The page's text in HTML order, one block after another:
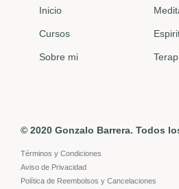
Inicio
Cursos
Sobre mi
© 2020 Gonzalo Barrera. Todos
Términos y Condiciones
Aviso de Privacidad
Política de Reembolsos y Cancelaciones